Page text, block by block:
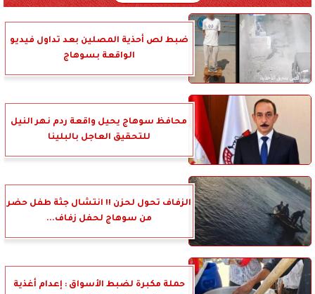
ضبط لص أحذية المصلين بعد تداول فيديو
الواقعة بسوهاج
محافظ سوهاج يحيل واقعة ردم نهر النيل
للتحقيق العاجل بالبلينا
الزفاف تحول لحزن !! انتشال جثة طفل حضر
من سوهاج لحفل زفاف...
حملة مكبرة لضبط الأسواق : إعدام أغذية